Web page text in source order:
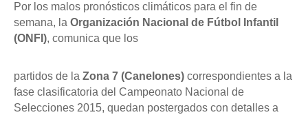
Por los malos pronósticos climáticos para el fin de
semana, la Organización Nacional de Fútbol Infantil
(ONFI), comunica que los
partidos de la Zona 7 (Canelones) correspondientes a la
fase clasificatoria del Campeonato Nacional de
Selecciones 2015, quedan postergados con detalles a